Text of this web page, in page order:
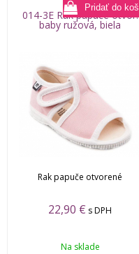
014-3E Rak papuče otvor.
baby ružová, biela
Rak papuče otvorené
22,90 € s DPH
Na sklade